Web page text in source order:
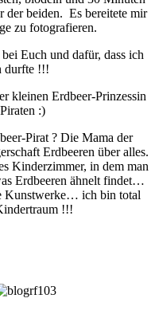
der beiden. Es bereitete mir
zu fotografieren.
Euch und dafür, dass ich
durfte !!!
kleinen Erdbeer-Prinzessin
:)
Pirat ? Die Mama der
Erdbeeren über alles.
Kinderzimmer, in dem man
Erdbeeren ähnelt findet…
Kunstwerke… ich bin total
!!!